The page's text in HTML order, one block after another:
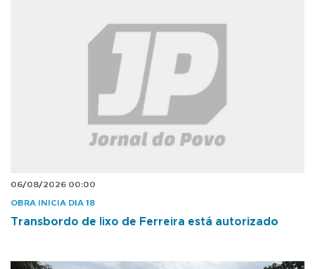
06/08/2026 00:00
OBRA INICIA DIA 18
Transbordo de lixo de Ferreira está autorizado